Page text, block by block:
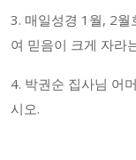
3. 매일성경 1월, 2월
여 믿음이 크게 자라
4. 박권순 집사님 어
시오.